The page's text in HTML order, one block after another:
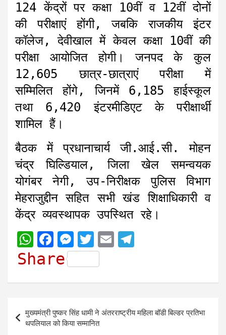
124 केंद्रों पर कक्षा 10वीं व 12वीं दोनों
की परीक्षाएं होंगी, जबकि राजकीय इंटर
कॉलेज, देवीखाल में केवल कक्षा 10वीं की
परीक्षा आयोजित होगी। जनपद के कुल
12,605 छात्र-छात्राएं परीक्षा में
सम्मिलित होंगे, जिनमें 6,185 हाईस्कूल
तथा 6,420 इंटरमीडिएट के परीक्षार्थी
शामिल हैं।
बैठक में प्रधानाचार्य जी.आई.सी. मोहन
चंद्र घिल्डियाल, जिला खेल समन्वयक
योगंबर नेगी, उप-निरीक्षक पुलिस विभाग
मेहराजुद्दीन सहित सभी खंड शिक्षाधिकारी व
केंद्र व्यवस्थापक उपस्थित रहे।
W
h
t
s
A
F
a
e
o
M
e
s
s
e
n
T
w
i
t
t
e
E
i e
g
r
Share
navigation
मुख्यमंत्री पुष्कर सिंह धामी ने अंतरराष्ट्रीय महिला बॉडी बिल्डर प्रतिभा
थपलियाल को किया सम्मानित